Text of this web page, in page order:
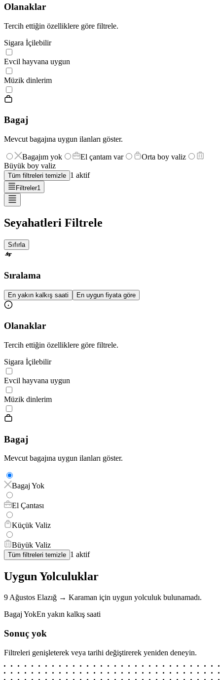
Olanaklar
Tercih ettiğin özelliklere göre filtrele.
Sigara İçilebilir
Evcil hayvana uygun
Müzik dinlerim
Bagaj
Mevcut bagajına uygun ilanları göster.
Bagajım yok El çantam var
Orta boy valiz
Büyük boy valiz
Tüm filtreleri temizle 1 aktif
Filtreler1
Seyahatleri Filtrele
Sıfırla
Sıralama
En yakın kalkış saati En uygun fiyata göre
Olanaklar
Tercih ettiğin özelliklere göre filtrele.
Sigara İçilebilir
Evcil hayvana uygun
Müzik dinlerim
Bagaj
Mevcut bagajına uygun ilanları göster.
Bagaj Yok
El Çantası
Küçük Valiz
Büyük Valiz
Tüm filtreleri temizle 1 aktif
Uygun Yolculuklar
9 Ağustos Elazığ → Karaman için uygun yolculuk bulunamadı.
Bagaj YokEn yakın kalkış saati
Sonuç yok
Filtreleri genişleterek veya tarihi değiştirerek yeniden deneyin.